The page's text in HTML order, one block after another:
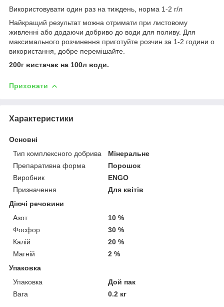
Використовувати один раз на тиждень, норма 1-2 г/л
Найкращий результат можна отримати при листовому
живленні або додаючи добриво до води для поливу. Для
максимального розчинення приготуйте розчин за 1-2 години о
використання, добре перемішайте.
200г вистачає на 100л води.
Приховати
Характеристики
Основні
Тип комплексного добрива
Мінеральне
Препаративна форма
Порошок
Виробник
ENGO
Призначення
Для квітів
Діючі речовини
Азот
10 %
Фосфор
30 %
Калій
20 %
Магній
2 %
Упаковка
Упаковка
Дой пак
Вага
0.2 кг